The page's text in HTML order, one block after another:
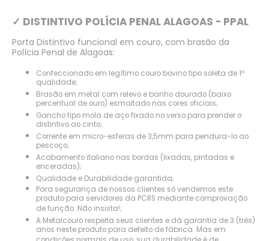
✓ DISTINTIVO POLÍCIA PENAL ALAGOAS - PPAL
Porta Distintivo funcional em couro, com brasão da
Polícia Penal de Alagoas:
Confeccionado em legítimo couro bovino tipo soleta de 1ª
qualidade;
Brasão em metal com relevo e banho dourado (baixo
percentual de ouro) esmaltado nas cores oficiais;
Gancho tipo mola de aço fixado no verso para prender o
distintivo ao cinto;
Corrente em micro-esferas de 3,5mm para pendura-lo ao
pescoço;
Acabamento italiano nas bordas (lixadas, pintadas e
enceradas);
Qualidade e Durabilidade garantida;
Para segurança de nossos clientes só vendemos este
produto para servidores da PCRS mediante comprovação
de função. Não insista!;
A Metalcouro respeita seus clientes e dá garantia de 3 (três)
anos neste produto para defeito de fábrica. Mas em